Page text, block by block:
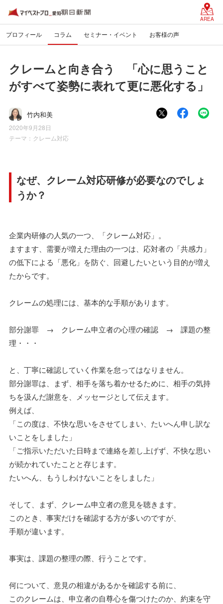
AREA
プロフィール コラム セミナー・イベント お客様の声
クレームと向き合う 「心に思うこと
がすべて姿勢に表れて更に悪化する」
竹内和美
2020年9月28日
テーマ： クレーム対応
なぜ、クレーム対応研修が必要なのでしょ
うか？
企業内研修の人気の一つ、「クレーム対応」。
ますます、需要が増えた理由の一つは、応対者の「共感力」
の低下による「悪化」を防ぐ、回避したいという目的が増え
たからです。
クレームの処理には、基本的な手順があります。
部分謝罪 → クレーム申立者の心理の確認 → 課題の整
理・・・
と、丁寧に確認していく作業を怠ってはなりません。
部分謝罪は、まず、相手を落ち着かせるために、相手の気持
ちを汲んだ謝意を、メッセージとして伝えます。
例えば、
「この度は、不快な思いをさせてしまい、たいへん申し訳な
いことをしました」
「ご指示いただいた日時まで連絡を差し上げず、不快な思い
が続かれていたことと存じます。
たいへん、もうしわけないことをしました」
そして、まず、クレーム申立者の意見を聴きます。
このとき、事実だけを確認する方が多いのですが、
手順が違います。
事実は、課題の整理の際、行うことです。
何について、意見の相違があるかを確認する前に、
このクレームは、申立者の自尊心を傷つけたのか、約束を守